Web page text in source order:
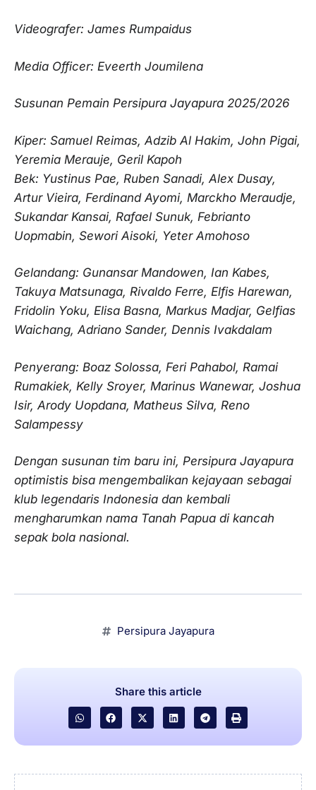
Videografer: James Rumpaidus
Media Officer: Eveerth Joumilena
Susunan Pemain Persipura Jayapura 2025/2026
Kiper: Samuel Reimas, Adzib Al Hakim, John Pigai,
Yeremia Merauje, Geril Kapoh
Bek: Yustinus Pae, Ruben Sanadi, Alex Dusay,
Artur Vieira, Ferdinand Ayomi, Marckho Meraudje,
Sukandar Kansai, Rafael Sunuk, Febrianto
Uopmabin, Sewori Aisoki, Yeter Amohoso
Gelandang: Gunansar Mandowen, Ian Kabes,
Takuya Matsunaga, Rivaldo Ferre, Elfis Harewan,
Fridolin Yoku, Elisa Basna, Markus Madjar, Gelfias
Waichang, Adriano Sander, Dennis Ivakdalam
Penyerang: Boaz Solossa, Feri Pahabol, Ramai
Rumakiek, Kelly Sroyer, Marinus Wanewar, Joshua
Isir, Arody Uopdana, Matheus Silva, Reno
Salampessy
Dengan susunan tim baru ini, Persipura Jayapura
optimistis bisa mengembalikan kejayaan sebagai
klub legendaris Indonesia dan kembali
mengharumkan nama Tanah Papua di kancah
sepak bola nasional.
Persipura Jayapura
Share this article